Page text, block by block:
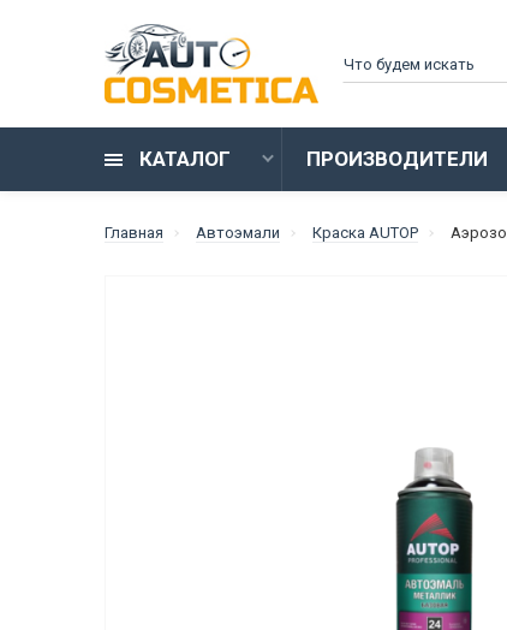
КАТАЛОГ ПРОИЗВОДИТЕЛИ
Главная Автоэмали Краска AUTOP